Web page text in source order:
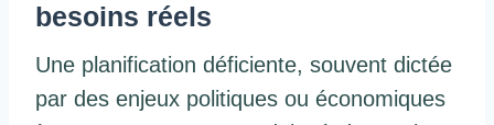
besoins réels
Une planification déficiente, souvent dictée
par des enjeux politiques ou économiques